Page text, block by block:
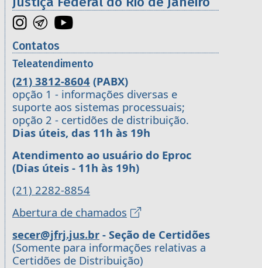
Contatos
Teleatendimento
(21) 3812-8604 (PABX)
opção 1 - informações diversas e
suporte aos sistemas processuais;
opção 2 - certidões de distribuição.
Dias úteis, das 11h às 19h
Atendimento ao usuário do Eproc
(Dias úteis - 11h às 19h)
(21) 2282-8854
Abertura de chamados
secer@jfrj.jus.br - Seção de Certidões
(Somente para informações relativas a
Certidões de Distribuição)